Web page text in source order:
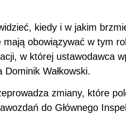
kiedy i w jakim
obowiązywać w tym
w której ustawodawca
Wałkowski.
zmiany, które
do Głównego